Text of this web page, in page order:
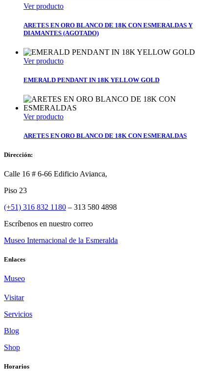
Ver producto
ARETES EN ORO BLANCO DE 18K CON ESMERALDAS Y
DIAMANTES (AGOTADO)
Ver producto
EMERALD PENDANT IN 18K YELLOW GOLD
Ver producto
ARETES EN ORO BLANCO DE 18K CON ESMERALDAS
Dirección:
Calle 16 # 6-66 Edificio Avianca,
Piso 23
(+51) 316 832 1180 – 313 580 4898
Escríbenos en nuestro correo
Museo Internacional de la Esmeralda
Enlaces
Museo
Visitar
Servicios
Blog
Shop
Horarios